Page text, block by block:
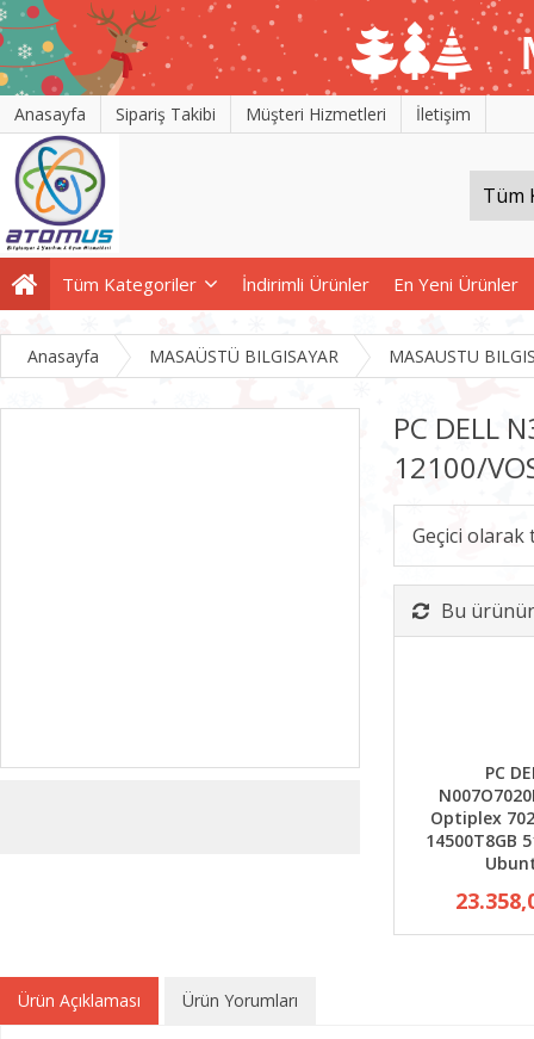
Anasayfa Sipariş Takibi Müşteri Hizmetleri İletişim
Tüm Kategoriler İndirimli Ürünler En Yeni Ürünler
Anasayfa MASAÜSTÜ BILGISAYAR MASAUSTU
PC DELL
12100/
Geçici
Bu
PC
Optiplex
14500T8GB
Ürün Açıklaması Ürün Yorumları